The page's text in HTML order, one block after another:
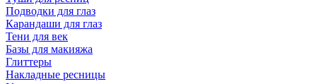
Подводки для глаз
Карандаши для глаз
Тени для век
Базы для макияжа
Глиттеры
Накладные ресницы